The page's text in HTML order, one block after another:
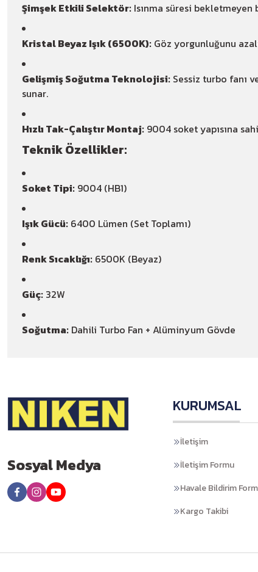
Şimşek Etkili Selektör: Isınma süresi bekletmeyen
Kristal Beyaz Işık (6500K): Göz yorgunluğunu
Gelişmiş Soğutma Teknolojisi: Sessiz turbo fanı
sunar.
Hızlı Tak-Çalıştır Montaj: 9004 soket yapısına
Teknik Özellikler:
Soket Tipi: 9004 (HB1)
Işık Gücü: 6400 Lümen (Set Toplamı)
Renk Sıcaklığı: 6500K (Beyaz)
Güç: 32W
Soğutma: Dahili Turbo Fan + Alüminyum Gövde
Sosyal Medya
KURUMSAL
İletişim
İletişim Formu
Havale Bildirim
Kargo Takibi